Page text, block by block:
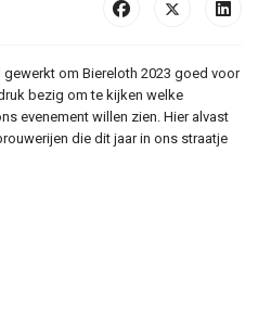
om Biereloth 2023 goed voor
bezig om te kijken welke
evenement willen zien. Hier alvast
die dit jaar in ons straatje